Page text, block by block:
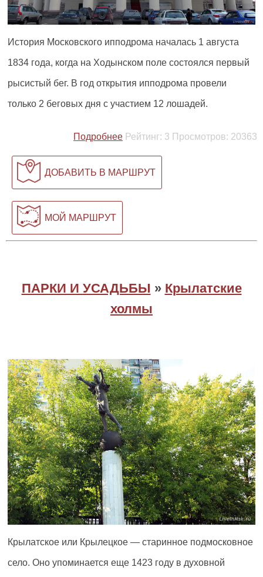
История Московского ипподрома началась 1 августа
1834 года, когда на Ходынском поле состоялся первый
рысистый бег. В год открытия ипподрома провели
только 2 беговых дня с участием 12 лошадей.
Подробнее Рейтинг: 3 Просмотров: 20363
ДОБАВИТЬ В МАРШРУТ
МОЙ МАРШРУТ
ПАРКИ И УСАДЬБЫ » Крылатские
холмы
Крылатское или Крылецкое — старинное подмосковное
село. Оно упоминается еще 1423 году в духовной